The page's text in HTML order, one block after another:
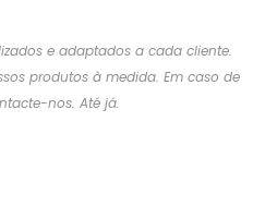
e adaptados a cada cliente.
produtos à medida. Em caso de
nos. Até já.